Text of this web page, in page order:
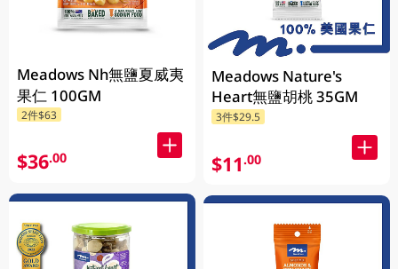
Meadows Nh無鹽夏威夷
果仁 100GM
2件$63
$36.00
Meadows Nature's
Heart無鹽胡桃 35GM
3件$29.5
$11.00